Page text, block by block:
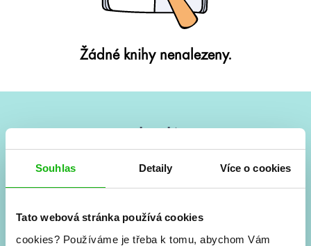
Souhlas Detaily Více o cookies
Tato webová stránka používá cookies
cookies? Používáme je třeba k tomu, abychom Vám
Žádné knihy nenalezeny.
Vše kolem #youngadult každý měsíc rovnou do mailu!
a seriálové adaptace a další.